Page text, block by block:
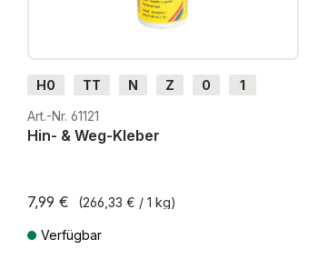
H0 TT N Z 0
1
G
H0m
Art.-Nr. 61121
Hin- & Weg-Kleber
7,99 € (266,33 € / 1 kg)
Verfügbar